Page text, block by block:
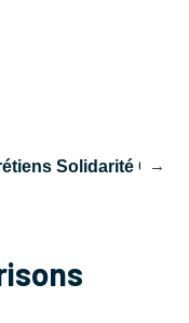
Solidarité